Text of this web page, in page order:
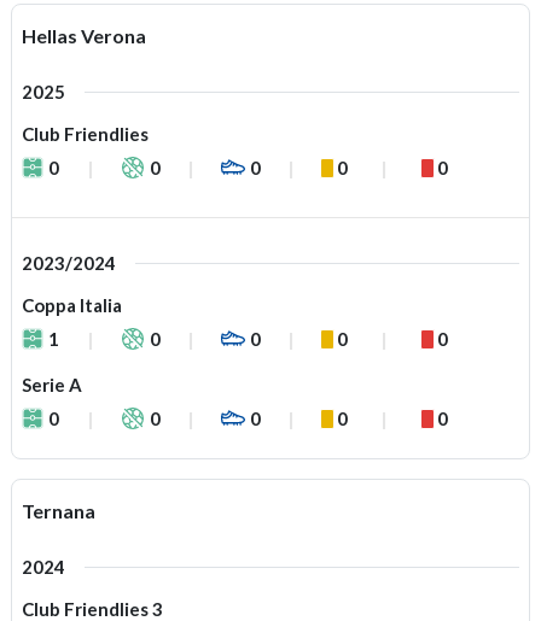
Hellas Verona
2025
Club Friendlies
0
0 0 0 0
2023/2024
Coppa Italia
1
0 0 0 0
Serie A
0
0 0 0 0
Ternana
2024
Club Friendlies 3